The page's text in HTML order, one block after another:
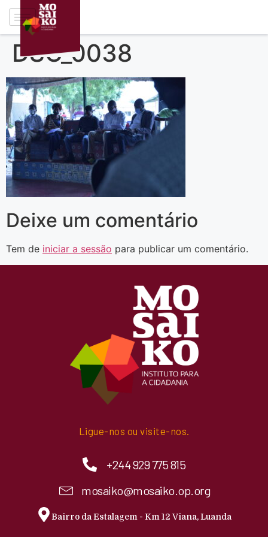
DSC_0038
Deixe um comentário
Tem de iniciar a sessão para publicar um comentário.
Ligue-nos ou visite-nos.
+244 929 775 815
mosaiko@mosaiko.op.org
Bairro da Estalagem - Km 12 Viana, Luanda